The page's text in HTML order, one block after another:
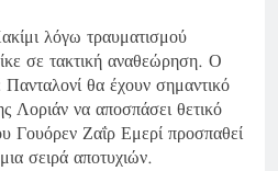
λόγω τραυματισμού
σε τακτική αναθεώρηση. Ο
θα έχουν σημαντικό
Λοριάν να αποσπάσει θετικό
Γουόρεν Ζαΐρ Εμερί προσπαθεί
σειρά αποτυχιών.